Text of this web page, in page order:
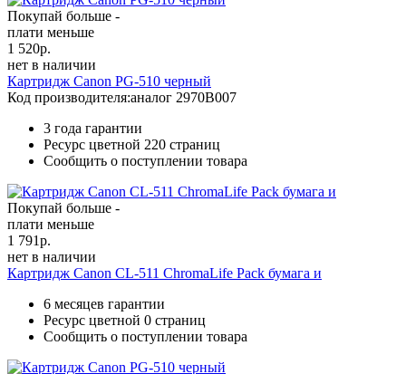
Покупай больше -
плати меньше
1 520р.
нет в наличии
Картридж Canon PG-510 черный
Код производителя:аналог 2970B007
3 года гарантии
Ресурс цветной 220 страниц
Сообщить о поступлении товара
Покупай больше -
плати меньше
1 791р.
нет в наличии
Картридж Canon CL-511 ChromaLife Pack бумага и
6 месяцев гарантии
Ресурс цветной 0 страниц
Сообщить о поступлении товара